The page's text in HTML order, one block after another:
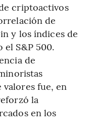
criptoactivos
de
y los índices de
S&P 500.
de
fue, en
la
en los